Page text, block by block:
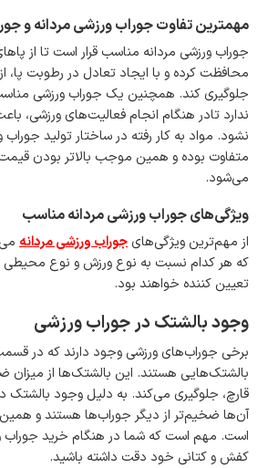
مهمترین تفاوت جوراب ورزشی مردانه و
جوراب ورزشی مردانه مناسب قرار است تا از
محافظت کرده و با ایجاد تعادل در رطوبت پا،
جلوگیری کند. همچنین یک جوراب ورزشی
ندارد تادر هنگام انجام فعالیت‌های ورزشی،
نشود. مواد به کار رفته در ساختار تولید جوراب
متفاوت بوده و همین موجب بالاتر بودن
می‌شود.
ویژگی‌های جوراب ورزشی مردانه مناسب
از مهم‌ترین ویژگی‌های جوراب ورزشی مردانه
که هر کدام نسبت به نوع ورزش و نوع محیطی
تعیین کننده خواهند بود.
وجود بالشتک در جوراب ورزشی
برخی جوراب‌های ورزشی وجود دارند که در
بالشتک‌هایی هستند. این بالشتک‌ها از میزان
قارچ، جلوگیری می‌کند. به دلیل وجود بالشتک
آن‌ها ضخیم‌تر از دیگر جوراب‌ها هستند و همین
است. مهم است که شما در هنگام خرید جوراب
کفش و کتانی خود دقت داشته باشید.